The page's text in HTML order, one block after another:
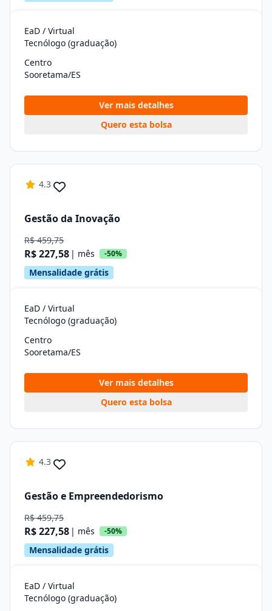
EaD / Virtual
Tecnólogo (graduação)
Centro
Sooretama/ES
Ver mais detalhes
Quero esta bolsa
4.3
Gestão da Inovação
R$ 459,75
R$ 227,58 | mês -50%
Mensalidade grátis
EaD / Virtual
Tecnólogo (graduação)
Centro
Sooretama/ES
Ver mais detalhes
Quero esta bolsa
4.3
Gestão e Empreendedorismo
R$ 459,75
R$ 227,58 | mês -50%
Mensalidade grátis
EaD / Virtual
Tecnólogo (graduação)